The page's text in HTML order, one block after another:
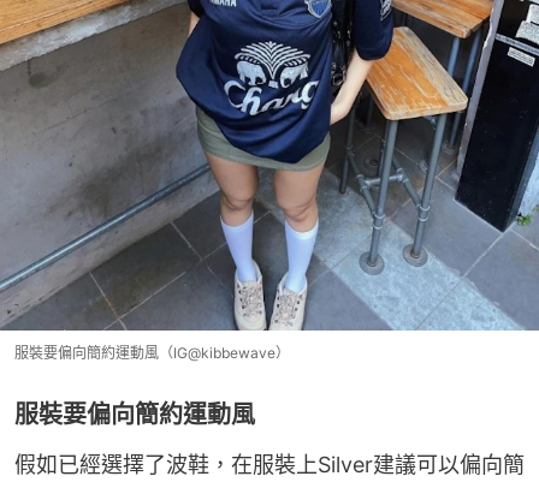
服裝要偏向簡約運動風（IG@kibbewave）
服裝要偏向簡約運動風
假如已經選擇了波鞋，在服裝上Silver建議可以偏向簡